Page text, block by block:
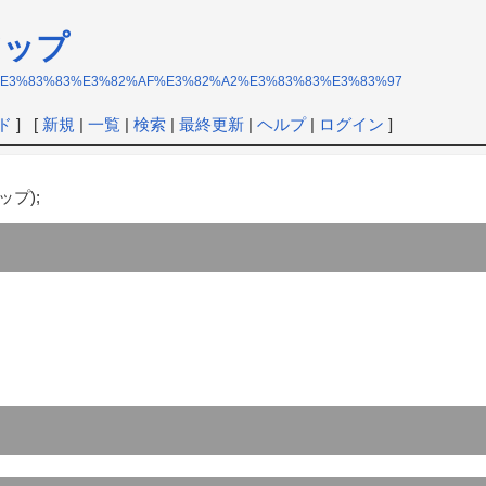
プ
] [ 新規 | 一覧| 検索| 最終更新| ヘルプ| ログイン ]
プ);